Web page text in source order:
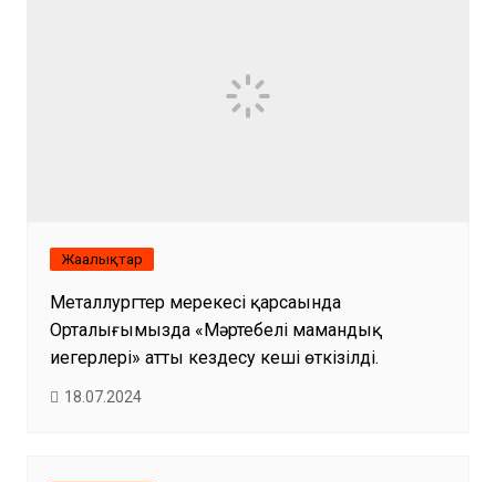
Жаңалықтар
Металлургтер мерекесі қарсаңында
Орталығымызда «Мәртебелі мамандық
иегерлері» атты кездесу кеші өткізілді.
18.07.2024